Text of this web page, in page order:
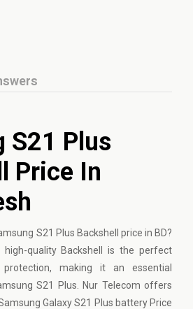
S21 Plus
Price In
S21 Plus Backshell price in BD?
high-quality Backshell is the perfect
making it an essential
S21 Plus. Nur Telecom offers
Galaxy S21 Plus battery Price